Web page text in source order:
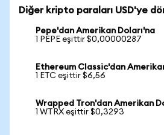
Diğer kripto paraları USD'ye
Pepe'dan Amerikan Doları'na
1 PEPE eşittir $0,00000287
Ethereum Classic'dan
1 ETC eşittir $6,56
Wrapped Tron'dan Amerikan
1 WTRX eşittir $0,3293